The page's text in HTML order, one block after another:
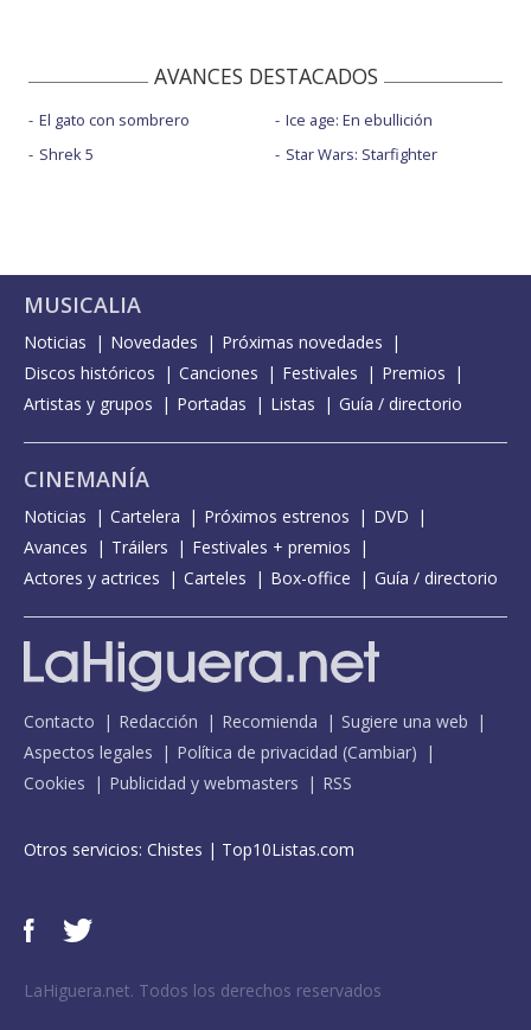
AVANCES DESTACADOS
El gato con sombrero
Shrek 5
Ice age: En ebullición
Star Wars: Starfighter
MUSICALIA
Noticias Novedades
Próximas novedades
Discos históricos
Canciones Festivales
Premios
Artistas y grupos
Portadas Listas Guía / directorio
CINEMANÍA
Noticias Cartelera Próximos estrenos
DVD
Avances
Tráilers
Festivales + premios
Actores y actrices
Carteles Box-office Guía / directorio
Contacto Redacción Recomienda
Sugiere una web
Aspectos legales
Política de privacidad (Cambiar)
Cookies
Publicidad y webmasters RSS
Otros servicios: Chistes | Top10Listas.com
LaHiguera.net. Todos los derechos reservados